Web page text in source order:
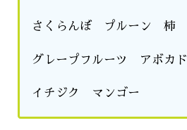
さくらんぼ プルーン 柿
グレープフルーツ アボカド
イチジク マンゴー